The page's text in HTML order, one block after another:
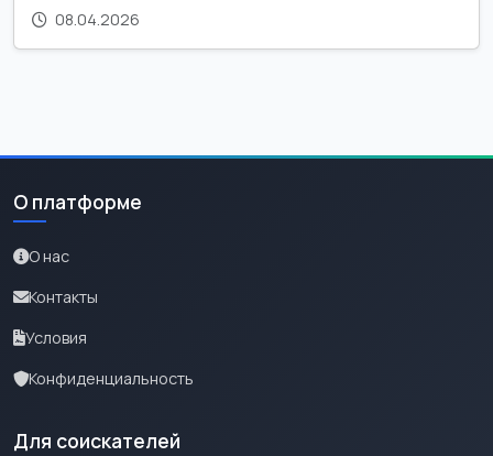
08.04.2026
О платформе
О нас
Контакты
Условия
Конфиденциальность
Для соискателей